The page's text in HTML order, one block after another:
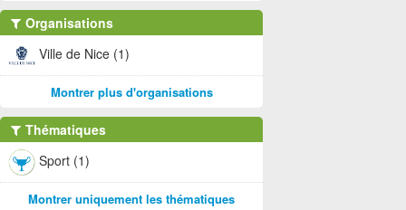
Organisations
Ville de Nice (1)
Montrer plus d'organisations
Thématiques
Sport (1)
Montrer uniquement les thématiques